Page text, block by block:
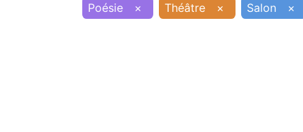
Poésie × Théâtre × Salon ×